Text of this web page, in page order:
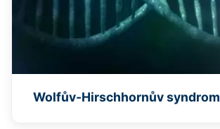
Wolfův-Hirschhornův syndrom